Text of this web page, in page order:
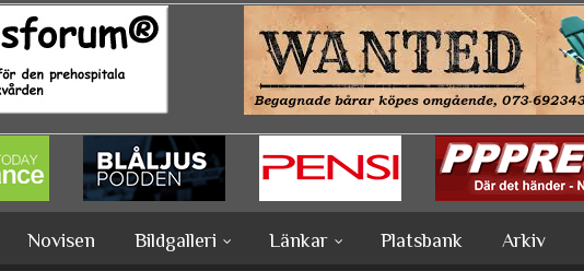
Novisen Bildgalleri Länkar Platsbank Arkiv